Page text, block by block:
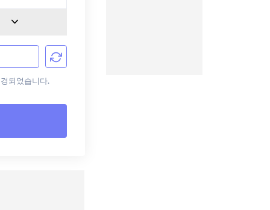
되었습니다.